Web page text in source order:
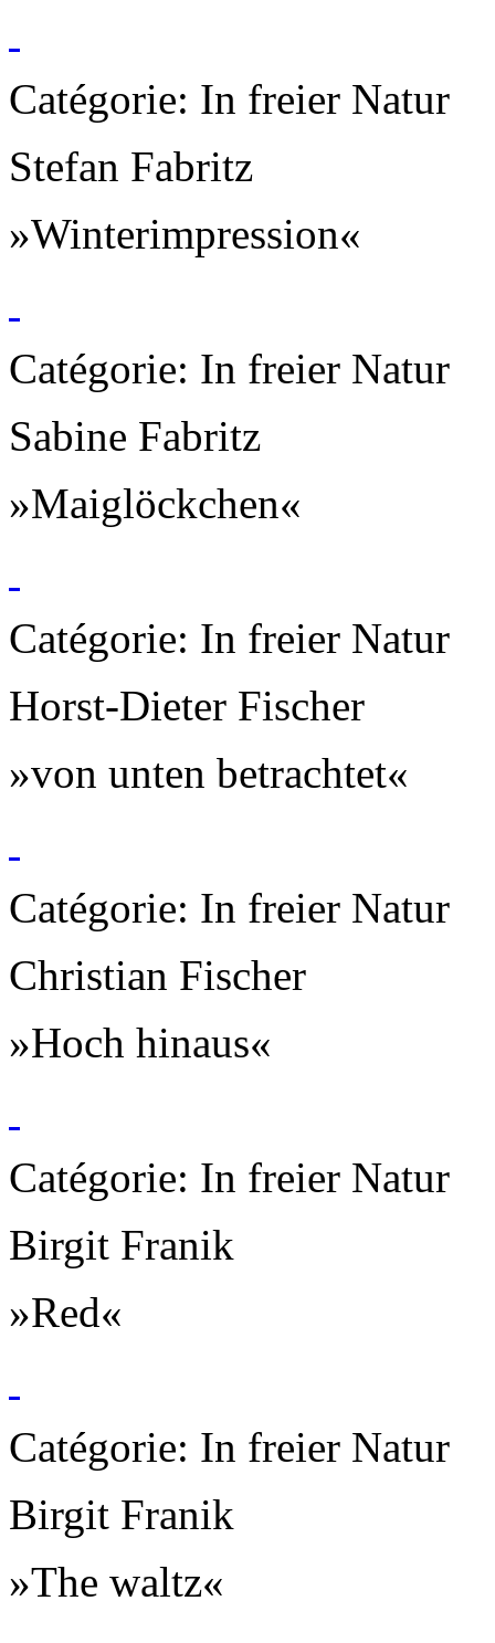
Catégorie: In freier Natur
Stefan Fabritz
»Winterimpression«
Catégorie: In freier Natur
Sabine Fabritz
»Maiglöckchen«
Catégorie: In freier Natur
Horst-Dieter Fischer
»von unten betrachtet«
Catégorie: In freier Natur
Christian Fischer
»Hoch hinaus«
Catégorie: In freier Natur
Birgit Franik
»Red«
Catégorie: In freier Natur
Birgit Franik
»The waltz«